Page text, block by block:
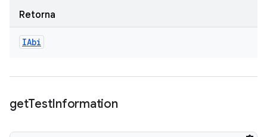
Retorna
IAbi
getTestInformation